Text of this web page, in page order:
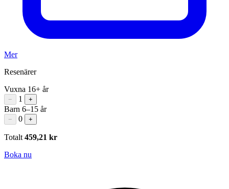
Mer
Resenärer
Vuxna 16+ år
− 1 +
Barn 6–15 år
− 0 +
Totalt 459,21 kr
Boka nu